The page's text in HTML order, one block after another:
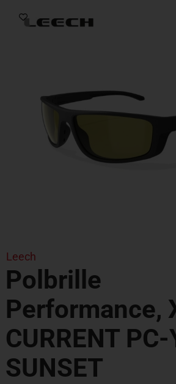
Leech
Polbrille
Performance,
CURRENT
SUNSET